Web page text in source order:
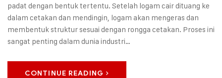
padat dengan bentuk tertentu. Setelah logam cair dituang ke
dalam cetakan dan mendingin, logam akan mengeras dan
membentuk struktur sesuai dengan rongga cetakan. Proses ini
sangat penting dalam dunia industri…
CONTINUE READING